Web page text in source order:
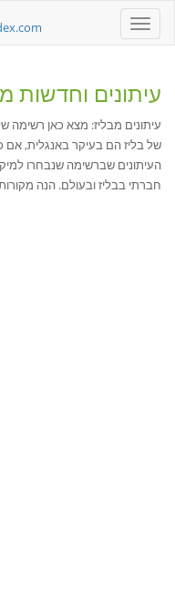
Toggle
navigation
עיתונים וחדשות
עיתונים מבליז: מצא כאן רשימה
של בליז הם בעיקר באנגלית, אם
העיתונים שברשימה שנבחרו
חברתי בבליז ובעולם. הנה